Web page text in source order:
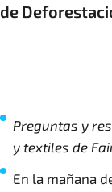
de
Preguntas y
y textiles de
En la mañana